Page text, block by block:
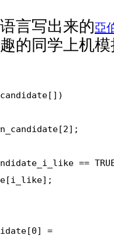
言写出来的亞
的同学上机
==
=